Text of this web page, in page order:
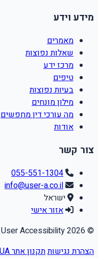
מידע וידע
מאמרים
שאלות נפוצות
מרכז ידע
טיפים
בעיות נפוצות
מילון מונחים
מה עורכי דין מחפשים
אודות
צור קשר
055-551-1304
info@user-a.co.il
ישראל
אזור אישי
© 2026 UA - User Accessibility. כל הזכויות שמורות.
הצהרת נגישותתקנון אתר UA